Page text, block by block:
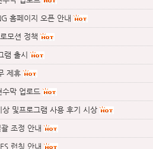
홈페이지 오픈 안내
모션 정책
램 출시
제휴
수막 업로드
상 및프로그램 사용 후기 시상
조정 안내
런칭 안내